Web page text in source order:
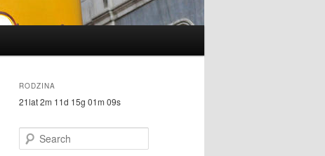
RODZINA
21lat 2m 11d 15g 01m 09s
e